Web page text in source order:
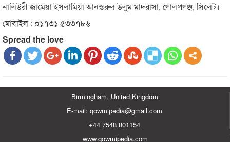
নালিউরী জামেয়া ইসলামিয়া আনওরুল উলুম মাদরাসা, গোলপগঞ্জ, সিলেট।
মোবাইল : ০১৭৩১ ৫৩৩৭৮৬
Spread the love
Birmingham, United Kingdom
E-mail: qowmipedia@gmail.com
+44 7548 801154
www.qowmipedia.com